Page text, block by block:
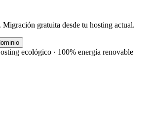
gratuita desde tu hosting actual.
ecológico · 100% energía renovable